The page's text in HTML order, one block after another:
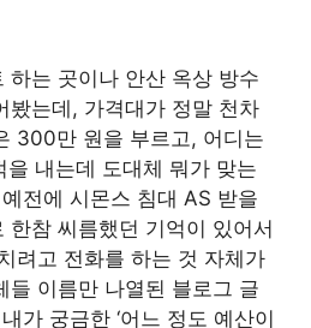
하는 곳이나 안산 옥상 방수
봤는데, 가격대가 정말 천차
300만 원을 부르고, 어디는
내는데 도대체 뭐가 맞는
전에 시몬스 침대 AS 받을
한참 씨름했던 기억이 있어서
려고 전화를 하는 것 자체가
들 이름만 나열된 블로그 글
가 궁금한 ‘어느 정도 예산이